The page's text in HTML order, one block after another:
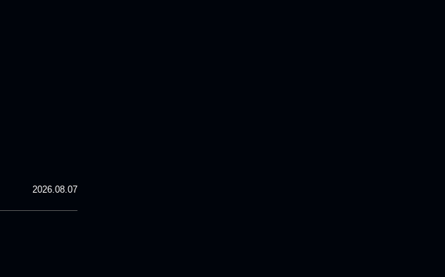
2026.08.07